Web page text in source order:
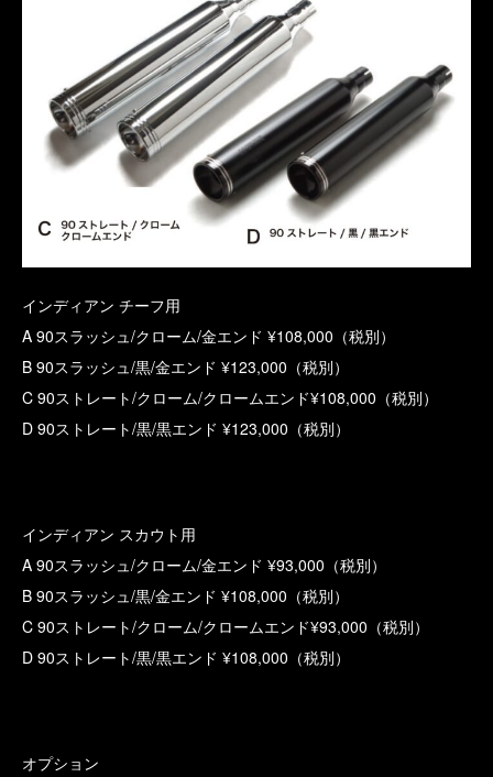
インディアン チーフ用
A 90スラッシュ/クローム/金エンド ¥108,000（税別）
B 90スラッシュ/黒/金エンド ¥123,000（税別）
C 90ストレート/クローム/クロームエンド¥108,000（税別）
D 90ストレート/黒/黒エンド ¥123,000（税別）
インディアン スカウト用
A 90スラッシュ/クローム/金エンド ¥93,000（税別）
B 90スラッシュ/黒/金エンド ¥108,000（税別）
C 90ストレート/クローム/クロームエンド¥93,000（税別）
D 90ストレート/黒/黒エンド ¥108,000（税別）
オプション